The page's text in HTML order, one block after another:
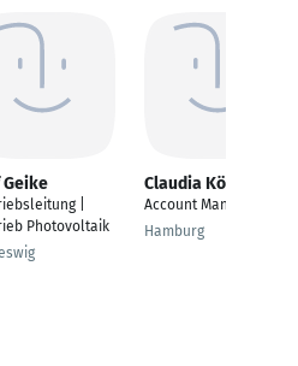
Geike
|
Photovoltaik
Claudia Köppen
Account Managerin
Hamburg